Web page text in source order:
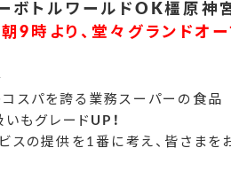
ボトルワールドOK橿原神
9時より、堂々グランドオー
スパを誇る業務スーパーの食品
いもグレード UP！
スの提供を1番に考え、皆さま